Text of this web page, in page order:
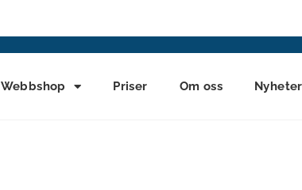
Webbshop Priser Om oss Nyheter